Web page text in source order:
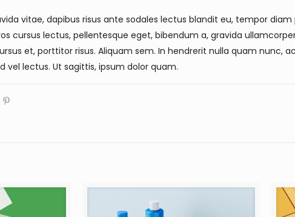
vitae, dapibus risus ante sodales lectus blandit eu, tempor
cursus lectus, pellentesque eget, bibendum a, gravida
et, porttitor risus. Aliquam sem. In hendrerit nulla quam nunc,
vel lectus. Ut sagittis, ipsum dolor quam.